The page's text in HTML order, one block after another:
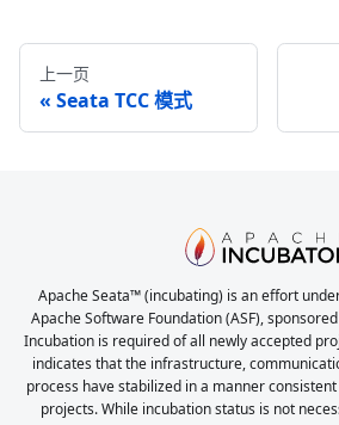
上一页
Seata TCC 模式
Apache Seata™ (incubating) is an effort
Apache Software Foundation (ASF),
Incubation is required of all newly accepted
indicates that the infrastructure,
process have stabilized in a manner
projects. While incubation status is not